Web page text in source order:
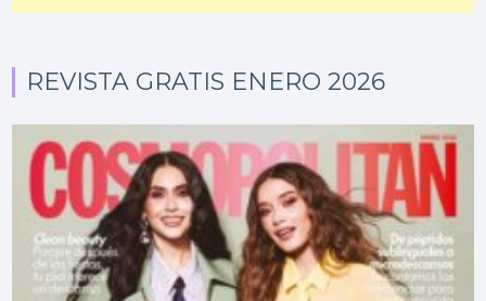
REVISTA GRATIS ENERO 2026